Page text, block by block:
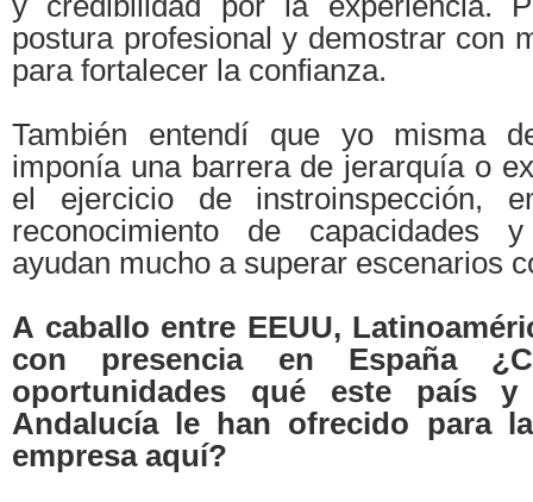
postura profesional y demostrar con
para fortalecer la confianza.
También entendí que yo misma
imponía una barrera de jerarquía o
el ejercicio de instroinspección,
reconocimiento de capacidades
ayudan mucho a superar escenarios
A caballo entre EEUU,
con presencia en España
oportunidades qué este país y
Andalucía le han ofrecido para
empresa aquí?